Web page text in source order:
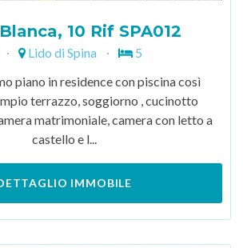
10 Rif SPA012
Lido di Spina
5
piano in residence con piscina così
terrazzo, soggiorno , cucinotto
matrimoniale, camera con letto a
castello e l...
IMMOBILE